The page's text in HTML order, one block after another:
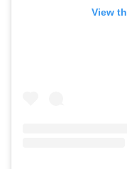
View